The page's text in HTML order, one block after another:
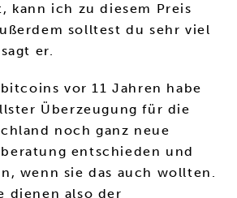
kann ich zu diesem Preis
solltest du sehr viel
er.
vor 11 Jahren habe
Überzeugung für die
noch ganz neue
entschieden und
wenn sie das auch wollten.
dienen also der